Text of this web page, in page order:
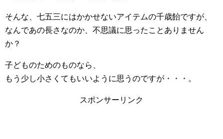
そんな、七五三にはかかせないアイテムの千歳飴ですが、
なんであの長さなのか、不思議に思ったことありません
か？
子どものためのものなら、
もう少し小さくてもいいように思うのですが・・・。
スポンサーリンク